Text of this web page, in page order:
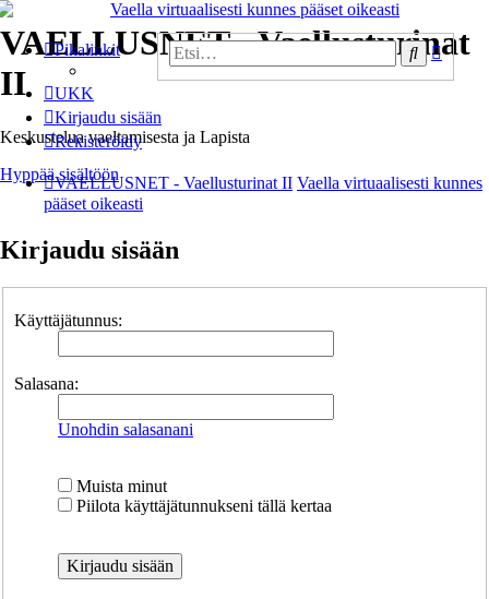
Etsi
VAELLUSNET - Vaellusturinat
II
Keskustelua vaeltamisesta ja Lapista
Hyppää sisältöön
Pikalinkit
UKK
Kirjaudu sisään
Rekisteröidy
VAELLUSNET - Vaellusturinat II Vaella virtuaalisesti kunnes
pääset oikeasti
Kirjaudu sisään
Käyttäjätunnus:
Salasana:
Unohdin salasanani
Muista minut
Piilota käyttäjätunnukseni tällä kertaa